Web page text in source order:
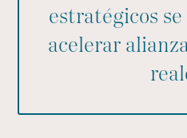
estratégicos
acelerar